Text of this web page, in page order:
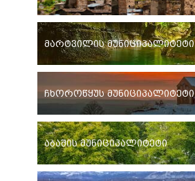
მარტვილის მუნიციპალიტეტი
ჩხოროწყუს მუნიციპალიტეტი
აბაშის მუნიციპალიტეტი